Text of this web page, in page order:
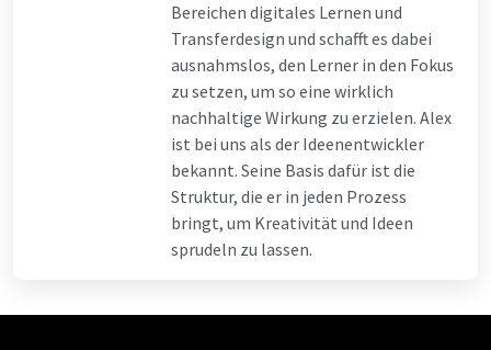
Bereichen digitales Lernen und
Transferdesign und schafft es dabei
ausnahmslos, den Lerner in den Fokus
zu setzen, um so eine wirklich
nachhaltige Wirkung zu erzielen. Alex
ist bei uns als der Ideenentwickler
bekannt. Seine Basis dafür ist die
Struktur, die er in jeden Prozess
bringt, um Kreativität und Ideen
sprudeln zu lassen.